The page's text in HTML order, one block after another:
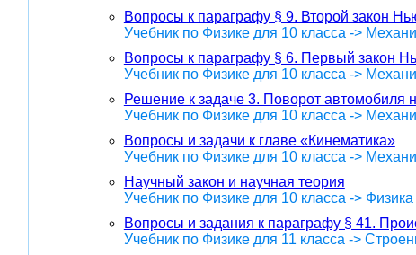
Вопросы к параграфу § 9. Второй закон
Учебник по Физике для 10 класса ->
Вопросы к параграфу § 6. Первый закон
Учебник по Физике для 10 класса ->
Решение к задаче 3. Поворот автомобиля
Учебник по Физике для 10 класса ->
Вопросы и задачи к главе «Кинематика»
Учебник по Физике для 10 класса ->
Научный закон и научная теория
Учебник по Физике для 10 класса ->
Вопросы и задания к параграфу § 41.
Учебник по Физике для 11 класса ->